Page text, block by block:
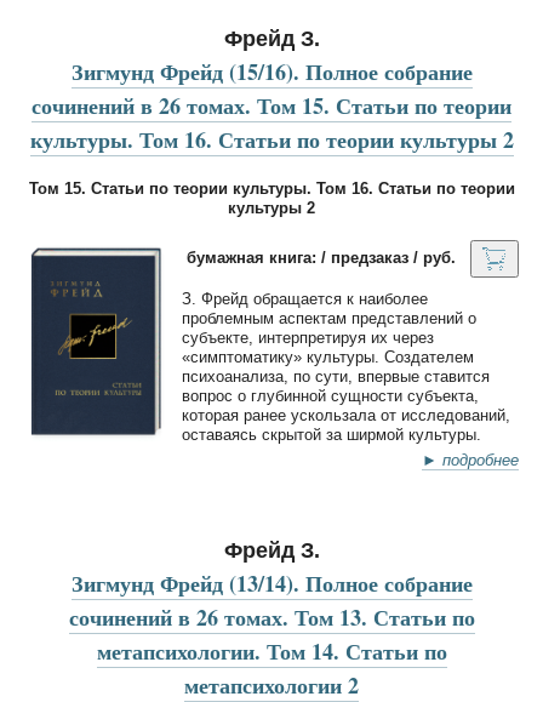
Фрейд З.
Зигмунд Фрейд (15/16). Полное собрание
сочинений в 26 томах. Том 15. Статьи по теории
культуры. Том 16. Статьи по теории культуры 2
Том 15. Статьи по теории культуры. Том 16. Статьи по теории
культуры 2
бумажная книга: / предзаказ / руб.
З. Фрейд обращается к наиболее
проблемным аспектам представлений о
субъекте, интерпретируя их через
«симптоматику» культуры. Создателем
психоанализа, по сути, впервые ставится
вопрос о глубинной сущности субъекта,
которая ранее ускользала от исследований,
оставаясь скрытой за ширмой культуры.
► подробнее
Фрейд З.
Зигмунд Фрейд (13/14). Полное собрание
сочинений в 26 томах. Том 13. Статьи по
метапсихологии. Том 14. Статьи по
метапсихологии 2